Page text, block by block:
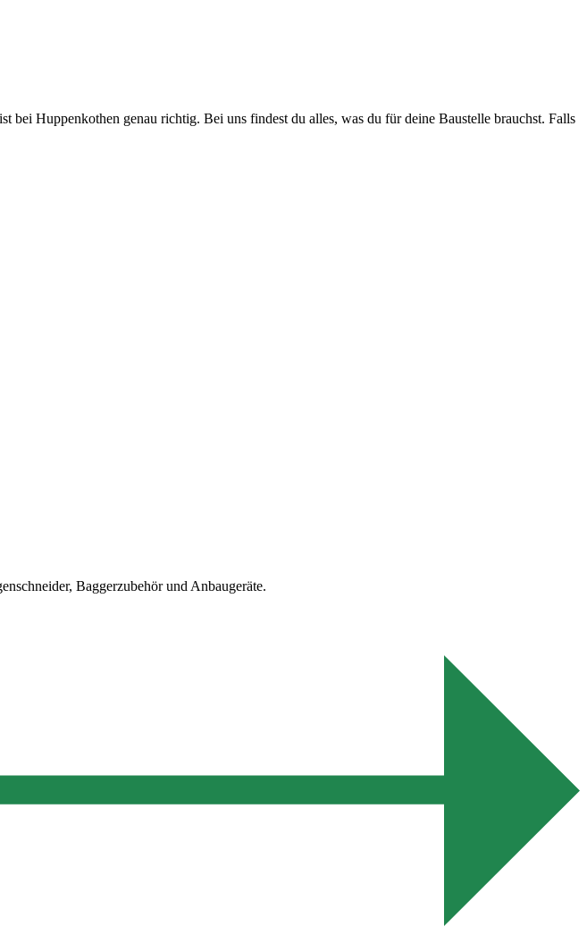
Huppenkothen genau richtig. Bei uns findest du alles, was du für deine Baustelle brauchst. Falls
Baggerzubehör und Anbaugeräte.